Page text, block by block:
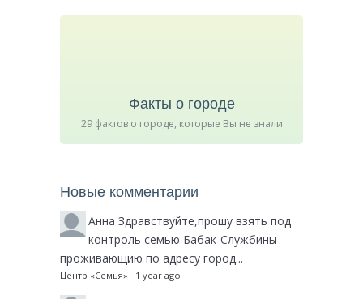
Факты о городе
29 фактов о городе, которые Вы не знали
Новые комментарии
Анна Здравствуйте,прошу взять под
контроль семью Бабак-Службины
проживающию по адресу город...
Центр «Семья» · 1 year ago